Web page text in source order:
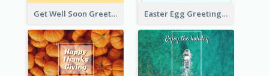
Get Well Soon Greeting Card Easter Egg Greeting Card